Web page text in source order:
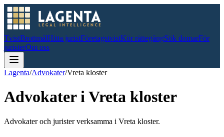
TvistBrottmålHitta juristFöretagstvistKör rättegångSök domarFör
juristerOm oss
Lagenta/Advokater/Vreta kloster
Advokater iVreta kloster
Advokater och jurister verksamma i Vreta kloster.